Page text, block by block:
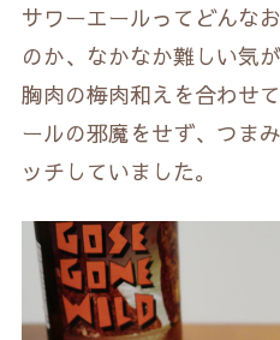
サワーエールってどんな
のか、なかなか難しい気
胸肉の梅肉和えを合わせ
ールの邪魔をせず、つま
ッチしていました。